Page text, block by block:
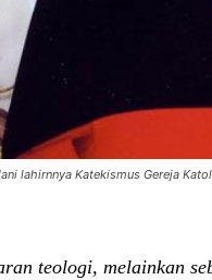
lahirnnya Katekismus Gereja
teologi, melainkan